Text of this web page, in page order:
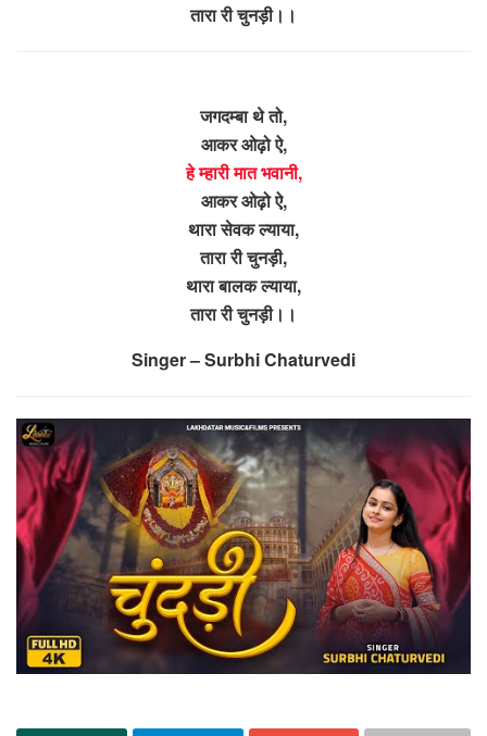
तारा री चुनड़ी।।
जगदम्बा थे तो,
आकर ओढ़ो ऐ,
हे म्हारी मात भवानी,
आकर ओढ़ो ऐ,
थारा सेवक ल्याया,
तारा री चुनड़ी,
थारा बालक ल्याया,
तारा री चुनड़ी।।
Singer – Surbhi Chaturvedi